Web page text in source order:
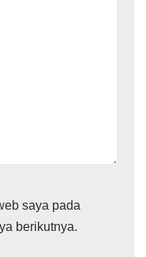
saya pada
berikutnya.